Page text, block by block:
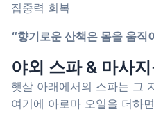
집중력 회복
“향기로운 산책은 몸을 움직
야외 스파 & 마사
햇살 아래에서의 스파는 그
여기에 아로마 오일을 더하면